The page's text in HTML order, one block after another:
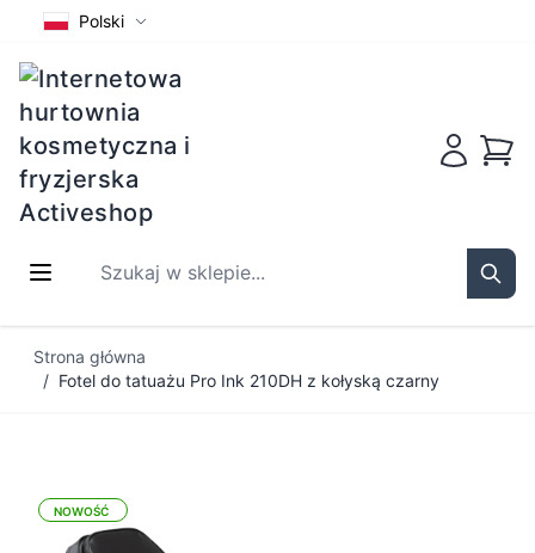
Polski
Szukaj w sklepie...
Strona główna
/ Fotel do tatuażu Pro Ink 210DH z kołyską czarny
NOWOŚĆ